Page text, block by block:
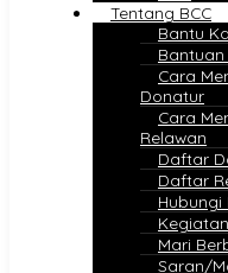
Tentang BCC
Bantu
Cara
Donatur
Cara
Relawan
Daftar
Daftar
Hubungi
Kegiatan
Mari
Saran/